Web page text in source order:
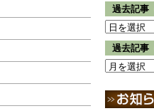
過去記事
過去記事